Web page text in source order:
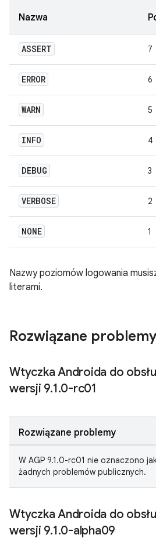
Nazwa
ASSERT 7
ERROR 6
WARN 5
INFO 4
DEBUG 3
VERBOSE 2
NONE 1
Nazwy poziomów logowania
literami.
Rozwiązane problemy
Wtyczka Androida do
wersji 9.1.0-rc01
Rozwiązane problemy
W AGP 9.1.0-rc01 nie oznaczono
żadnych problemów publicznych.
Wtyczka Androida do
wersji 9.1.0-alpha09